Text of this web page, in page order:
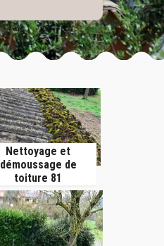
Nettoyage et
démoussage de
toiture 81